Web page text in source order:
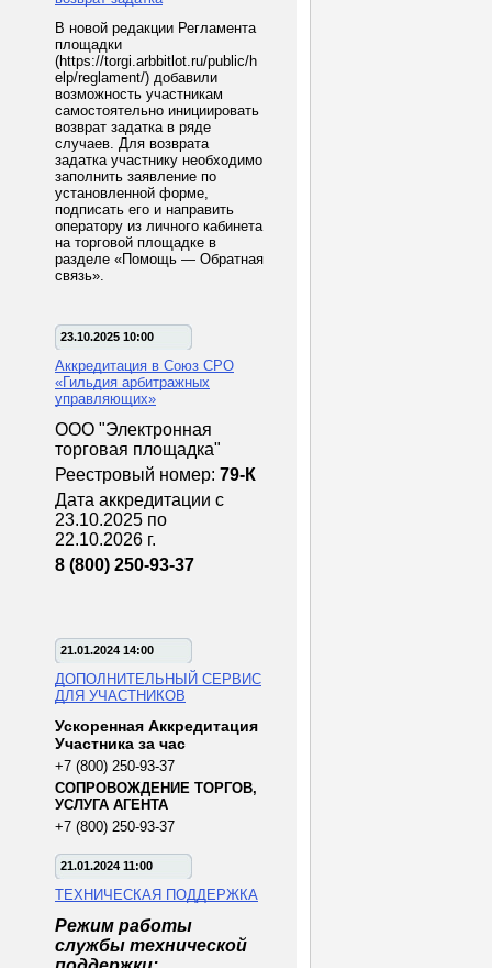
В новой редакции Регламента
площадки
(https://torgi.arbbitlot.ru/public/h
elp/reglament/) добавили
возможность участникам
самостоятельно инициировать
возврат задатка в ряде
случаев. Для возврата
задатка участнику необходимо
заполнить заявление по
установленной форме,
подписать его и направить
оператору из личного кабинета
на торговой площадке в
разделе «Помощь — Обратная
связь».
23.10.2025 10:00
Аккредитация в Союз СРО
«Гильдия арбитражных
управляющих»
ООО "Электронная
торговая площадка"
Реестровый номер: 79-К
Дата аккредитации с
23.10.2025 по
22.10.2026 г.
8 (800) 250-93-37
21.01.2024 14:00
ДОПОЛНИТЕЛЬНЫЙ СЕРВИС
ДЛЯ УЧАСТНИКОВ
Ускоренная Аккредитация
Участника за час
+7 (800) 250-93-37
СОПРОВОЖДЕНИЕ ТОРГОВ,
УСЛУГА АГЕНТА
+7 (800) 250-93-37
21.01.2024 11:00
ТЕХНИЧЕСКАЯ ПОДДЕРЖКА
Режим работы
службы технической